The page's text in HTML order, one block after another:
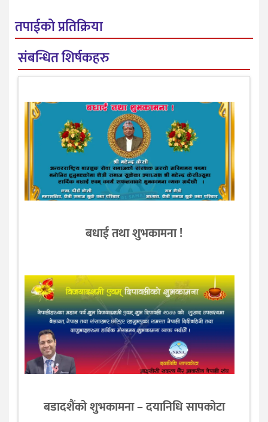
तपाईको प्रतिक्रिया
संबन्धित शिर्षकहरु
बधाई तथा शुभकामना !
बडादशैंको शुभकामना – दयानिधि सापकोटा